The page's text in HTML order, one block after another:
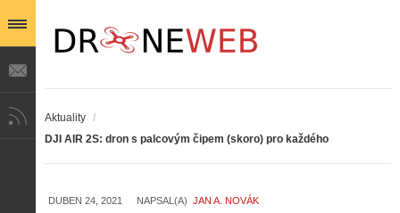
Aktuality /
DJI AIR 2S: dron s palcovým čipem (skoro) pro každého
DUBEN 24, 2021 NAPSAL(A) JAN A. NOVÁK